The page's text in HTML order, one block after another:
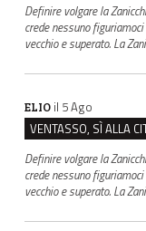
Definire volgare la
crede nessuno
vecchio e superato. La
ELIO il 5 Ago
Definire volgare la
crede nessuno
vecchio e superato. La